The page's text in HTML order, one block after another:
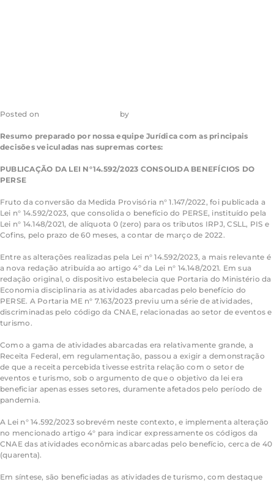
Posted on by
Resumo preparado por nossa equipe Jurídica com as principais
decisões veiculadas nas supremas cortes:
PUBLICAÇÃO DA LEI N°14.592/2023 CONSOLIDA BENEFÍCIOS DO
PERSE
Fruto da conversão da Medida Provisória n° 1.147/2022, foi publicada a
Lei n° 14.592/2023, que consolida o benefício do PERSE, instituído pela
Lei n° 14.148/2021, de alíquota 0 (zero) para os tributos IRPJ, CSLL, PIS e
Cofins, pelo prazo de 60 meses, a contar de março de 2022.
Entre as alterações realizadas pela Lei n° 14.592/2023, a mais relevante é
a nova redação atribuída ao artigo 4º da Lei n° 14.148/2021. Em sua
redação original, o dispositivo estabelecia que Portaria do Ministério da
Economia disciplinaria as atividades abarcadas pelo benefício do
PERSE. A Portaria ME n° 7.163/2023 previu uma série de atividades,
discriminadas pelo código da CNAE, relacionadas ao setor de eventos e
turismo.
Como a gama de atividades abarcadas era relativamente grande, a
Receita Federal, em regulamentação, passou a exigir a demonstração
de que a receita percebida tivesse estrita relação com o setor de
eventos e turismo, sob o argumento de que o objetivo da lei era
beneficiar apenas esses setores, duramente afetados pelo período de
pandemia.
A Lei n° 14.592/2023 sobrevém neste contexto, e implementa alteração
no mencionado artigo 4° para indicar expressamente os códigos da
CNAE das atividades econômicas abarcadas pelo benefício, cerca de 40
(quarenta).
Em síntese, são beneficiadas as atividades de turismo, com destaque